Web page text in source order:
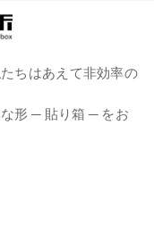
ちはあえて非効率の
形 ─ 貼り箱 ─ をお